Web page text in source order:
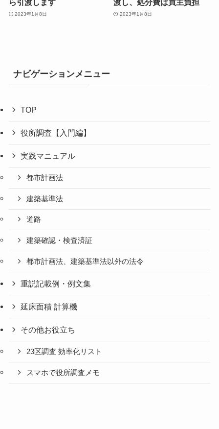
ら引渡します
2023年1月8日
渡し、処分費は買主負担
2023年1月8日
ナビゲーションメニュー
TOP
役所調査【入門編】
実践マニュアル
都市計画法
建築基準法
道路
建築確認・検査済証
都市計画法、建築基準法以外の法令
重説記載例・例文集
延床面積 計算機
その他お役立ち
23区調査 効率化リスト
スマホで役所調査メモ